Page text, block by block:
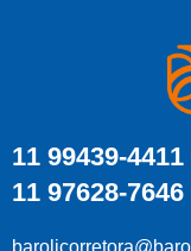
11 99439-4411
11 97628-7646